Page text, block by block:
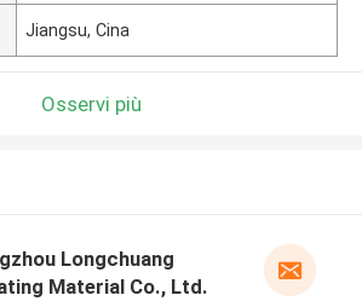
Jiangsu, Cina
Osservi più
Longchuang
Material Co., Ltd.